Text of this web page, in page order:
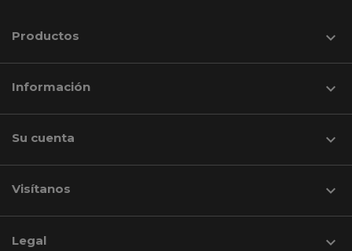
Productos 
Información 
Su cuenta 
Visítanos keyboard_arrow_down
Legal 